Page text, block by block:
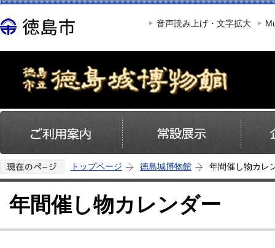
この
音声読み上げ・文字拡大
トップページ 徳島城博物館 年間催し物カレ
年間催し物カレンダー